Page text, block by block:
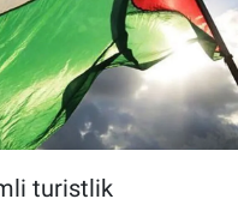
turistlik